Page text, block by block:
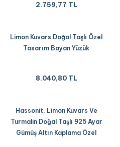
2.759,77 TL
Limon Kuvars Doğal Taşlı Özel
Tasarım Bayan Yüzük
8.040,80 TL
Hassonit, Limon Kuvars Ve
Turmalin Doğal Taşlı 925 Ayar
Gümüş Altın Kaplama Özel